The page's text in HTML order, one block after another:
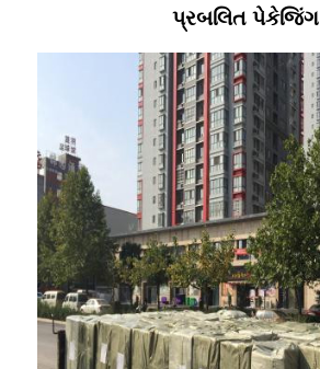
પ્રબલિત પેકેજિંગ